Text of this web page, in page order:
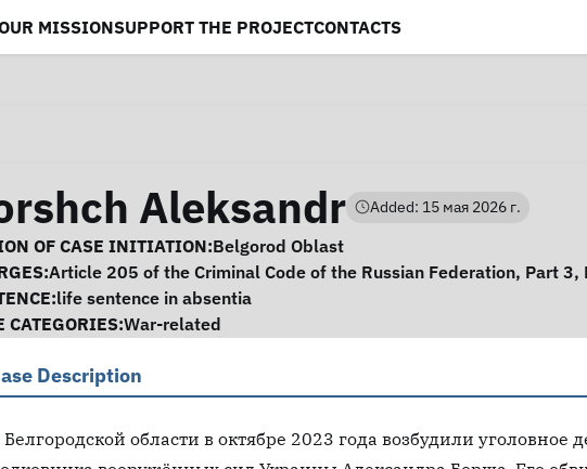
MISSIONSUPPORT THE PROJECTCONTACTS
Aleksandr Added: 15 мая 2026 г.
Information
OF CASE INITIATION:Belgorod Oblast
Article 205 of the Criminal Code of the Russian Federation, Part 3,
life sentence in absentia
CATEGORIES:War-related
Description
области в октябре 2023 года возбудили уголовное